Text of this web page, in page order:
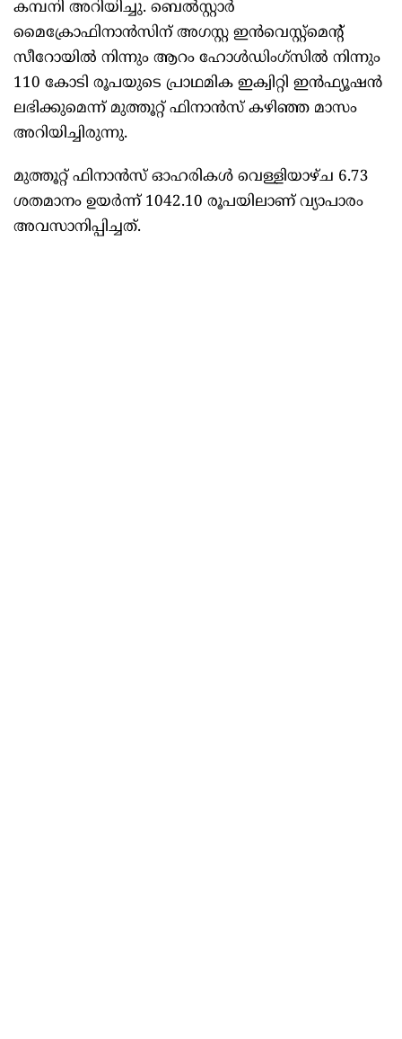
കമ്പനി അറിയിച്ചു. ബെൽസ്റ്റാർ
മൈക്രോഫിനാൻസിന് അഗസ്റ്റ ഇൻവെസ്റ്റ്‌മെന്റ്
സീറോയിൽ നിന്നും ആറം ഹോൾഡിംഗ്‌സിൽ നിന്നും
110 കോടി രൂപയുടെ പ്രാഥമിക ഇക്വിറ്റി ഇൻഫ്യൂഷൻ
ലഭിക്കുമെന്ന് മുത്തൂറ്റ് ഫിനാൻസ് കഴിഞ്ഞ മാസം
അറിയിച്ചിരുന്നു.
മുത്തൂറ്റ് ഫിനാൻസ് ഓഹരികൾ വെള്ളിയാഴ്ച 6.73
ശതമാനം ഉയർന്ന് 1042.10 രൂപയിലാണ് വ്യാപാരം
അവസാനിപ്പിച്ചത്.